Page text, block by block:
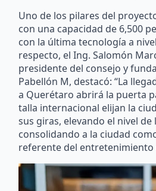
Uno de los pilares del
con una capacidad de 6,500
con la última tecnología a
respecto, el Ing. Salomón
presidente del consejo y
Pabellón M, destacó: “La
a Querétaro abrirá la puerta
talla internacional elijan la
sus giras, elevando el nivel de
consolidando a la ciudad
referente del entretenimiento